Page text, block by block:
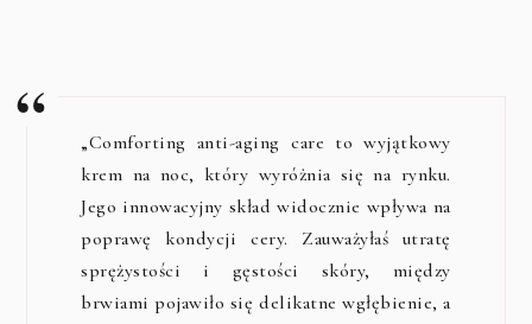
„Comforting anti-aging care to wyjątkowy
krem na noc, który wyróżnia się na rynku.
Jego innowacyjny skład widocznie wpływa na
poprawę kondycji cery. Zauważyłaś utratę
sprężystości i gęstości skóry, między
brwiami pojawiło się delikatne wgłębienie, a